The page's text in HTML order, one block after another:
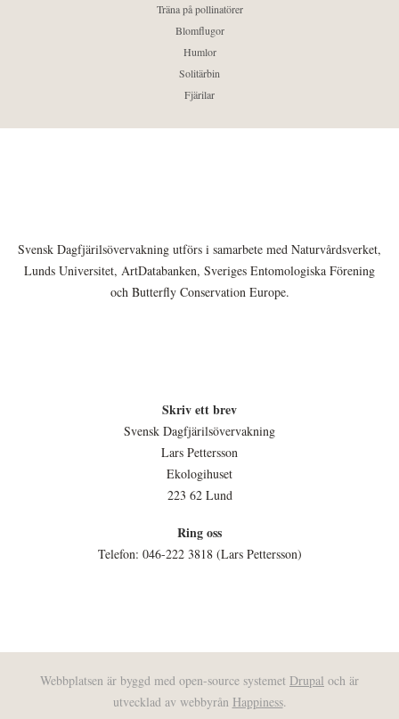
Träna på pollinatörer
Blomflugor
Humlor
Solitärbin
Fjärilar
Svensk Dagfjärilsövervakning utförs i samarbete med Naturvårdsverket,
Lunds Universitet, ArtDatabanken, Sveriges Entomologiska Förening
och Butterfly Conservation Europe.
Skriv ett brev
Svensk Dagfjärilsövervakning
Lars Pettersson
Ekologihuset
223 62 Lund
Ring oss
Telefon: 046-222 3818 (Lars Pettersson)
Webbplatsen är byggd med open-source systemet Drupal och är
utvecklad av webbyrån Happiness.